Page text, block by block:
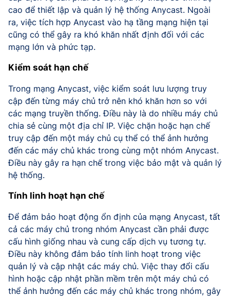
cao để thiết lập và quản lý hệ thống Anycast. Ngoài
ra, việc tích hợp Anycast vào hạ tầng mạng hiện tại
cũng có thể gây ra khó khăn nhất định đối với các
mạng lớn và phức tạp.
Kiểm soát hạn chế
Trong mạng Anycast, việc kiểm soát lưu lượng truy
cập đến từng máy chủ trở nên khó khăn hơn so với
các mạng truyền thống. Điều này là do nhiều máy chủ
chia sẻ cùng một địa chỉ IP. Việc chặn hoặc hạn chế
truy cập đến một máy chủ cụ thể có thể ảnh hưởng
đến các máy chủ khác trong cùng một nhóm Anycast.
Điều này gây ra hạn chế trong việc bảo mật và quản lý
hệ thống.
Tính linh hoạt hạn chế
Để đảm bảo hoạt động ổn định của mạng Anycast, tất
cả các máy chủ trong nhóm Anycast cần phải được
cấu hình giống nhau và cung cấp dịch vụ tương tự.
Điều này không đảm bảo tính linh hoạt trong việc
quản lý và cập nhật các máy chủ. Việc thay đổi cấu
hình hoặc cập nhật phần mềm trên một máy chủ có
thể ảnh hưởng đến các máy chủ khác trong nhóm, gây